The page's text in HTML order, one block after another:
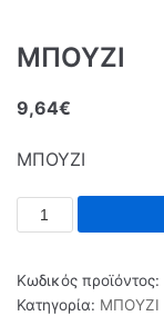
ΜΠΟΥΖΙ
9,64€
ΜΠΟΥΖΙ
Κωδικός προϊόντος:
Κατηγορία: ΜΠΟΥΖΙ